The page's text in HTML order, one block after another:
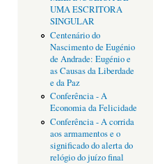
UMA ESCRITORA
SINGULAR
Centenário do
Nascimento de Eugénio
de Andrade: Eugénio e
as Causas da Liberdade
e da Paz
Conferência - A
Economia da Felicidade
Conferência - A corrida
aos armamentos e o
significado do alerta do
relógio do juízo final